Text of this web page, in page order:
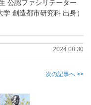
公認ファシリテーター
学 創造都市研究科 出身）
2024.08.30
次の記事へ >>